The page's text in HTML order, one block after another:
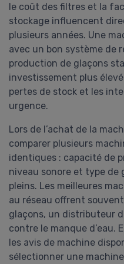
le coût des filtres et la
stockage influencent
plusieurs années. Une
avec un bon système de
production de glaçons
investissement plus
pertes de stock et les
urgence.
Lors de l’achat de la
comparer plusieurs
identiques : capacité de
niveau sonore et type de
pleins. Les meilleures
au réseau offrent
glaçons, un distributeur
contre le manque d’eau.
les avis de machine
sélectionner une